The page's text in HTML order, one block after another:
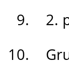
2.